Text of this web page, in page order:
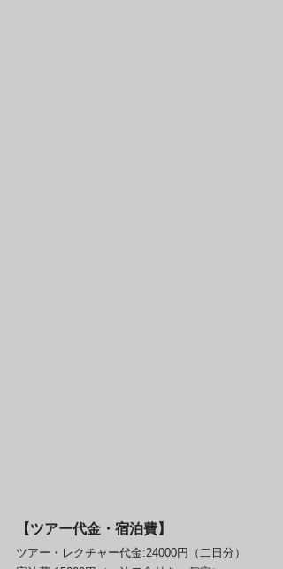
【ツアー代金・宿泊費】
ツアー・レクチャー代金:24000円（二日分）